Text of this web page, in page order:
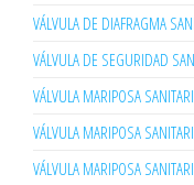
VÁLVULA DE DIAFRAGMA
VÁLVULA DE SEGURIDAD
VÁLVULA MARIPOSA
VÁLVULA MARIPOSA
VÁLVULA MARIPOSA